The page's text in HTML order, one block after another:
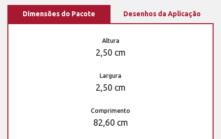
Dimensões do Pacote Desenhos da Aplicação
Altura
2,50 cm
Largura
2,50 cm
Comprimento
82,60 cm